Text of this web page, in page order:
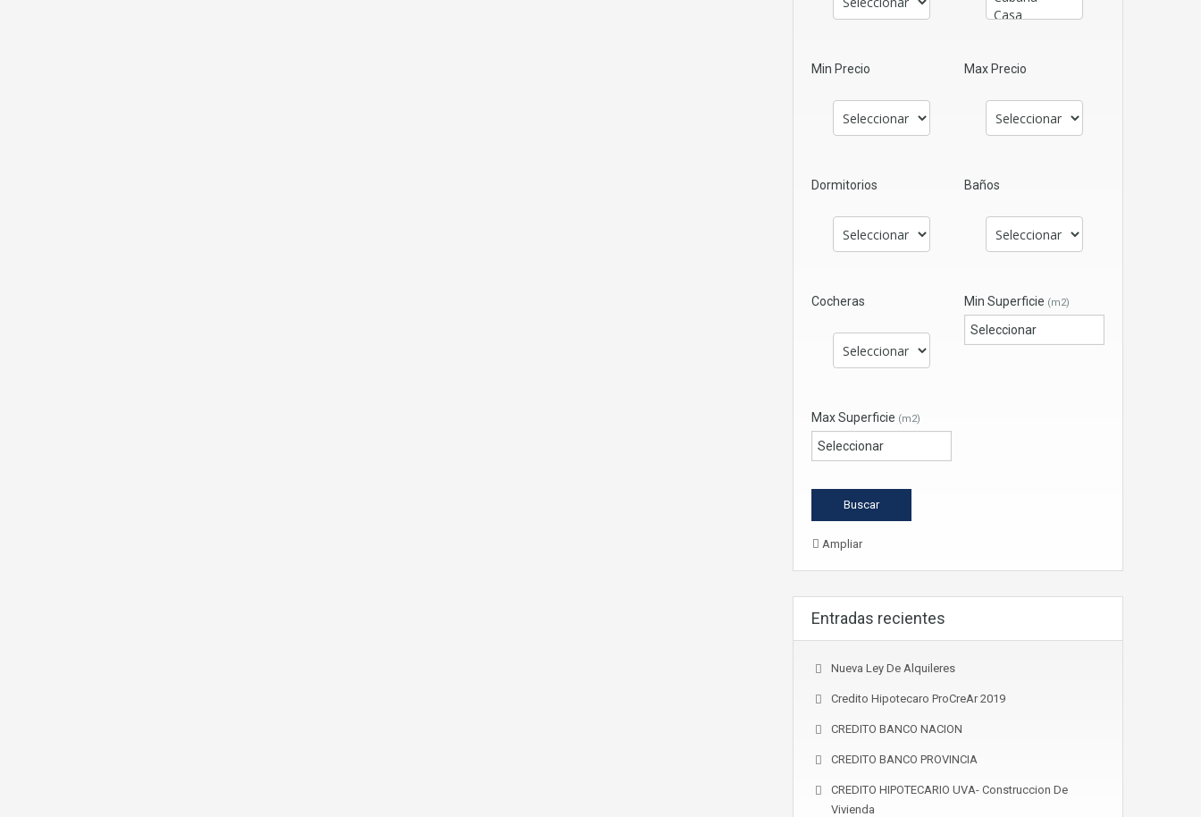
Min Precio Max Precio
Dormitorios Baños
Cocheras Min Superficie (m2)
Max Superficie (m2)
Ampliar
Entradas recientes
Nueva Ley De Alquileres
Credito Hipotecaro ProCreAr 2019
CREDITO BANCO NACION
CREDITO BANCO PROVINCIA
CREDITO HIPOTECARIO UVA- Construccion De
Vivienda